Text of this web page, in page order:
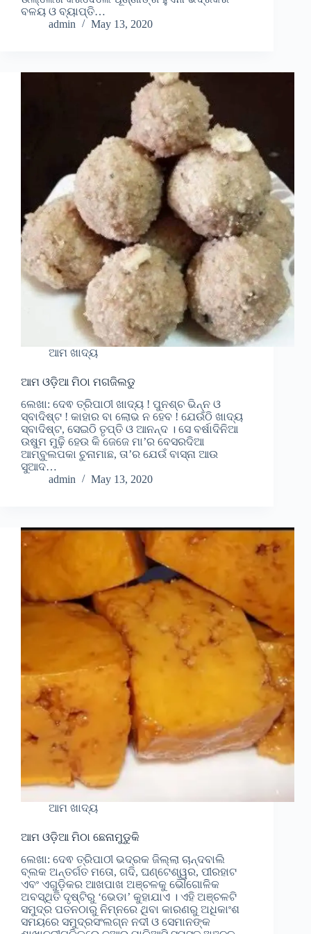
ବଳୟ ଓ ବ୍ୟାପ୍ତି…
admin
May 13, 2020
ଆମ ଖାଦ୍ୟ
ଆମ ଓଡ଼ିଆ ମିଠା ମଗଜିଲଡୁ
ଲେଖା: ଦେଵ ତ୍ରିପାଠୀ ଖାଦ୍ୟ ! ପୁନଶ୍ଚ ଭିନ୍ନ ଓ
ସ୍ବାଦିଷ୍ଟ ! କାହାର ବା ଲୋଭ ନ ହେବ ! ଯେଉଁଠି ଖାଦ୍ୟ
ସ୍ବାଦିଷ୍ଟ, ସେଇଠି ତୃପ୍ତି ଓ ଆନନ୍ଦ । ସେ ବର୍ଷାଦିନିଆ
ଉଷୁମ ମୁଢ଼ି ହେଉ କି ଜେଜେ ମା’ର ବେସରଦିଆ
ଆମ୍ବୁଲପକା ଚୁନାମାଛ, ତା’ର ଯେଉଁ ବାସ୍ନା ଆଉ
ସୁଆଦ…
admin
May 13, 2020
ଆମ ଖାଦ୍ୟ
ଆମ ଓଡ଼ିଆ ମିଠା ଛେନାମୁଡୁକି
ଲେଖା: ଦେଵ ତ୍ରିପାଠୀ ଭଦ୍ରକ ଜିଲ୍ଲା ଚାନ୍ଦବାଲି
ବ୍ଲକ ଅନ୍ତର୍ଗତ ମତୋ, ଗଦି, ଘଣ୍ଟେଶ୍ୱର, ପୀରହାଟ
ଏବଂ ଏଗୁଡ଼ିକର ଆଖପାଖ ଅଞ୍ଚଳକୁ ଭୌଗୋଳିକ
ଅବସ୍ଥିତି ଦୃଷ୍ଟିରୁ ‘ଭେଡା’ କୁହାଯାଏ । ଏହି ଅଞ୍ଚଳଟି
ସମୁଦ୍ର ପତନଠାରୁ ନିମ୍ନରେ ଥିବା କାରଣରୁ ଅଧିକାଂଶ
ସମୟରେ ସମୁଦ୍ରସଂଲଗ୍ନ ନଦୀ ଓ ସେମାନଙ୍କ